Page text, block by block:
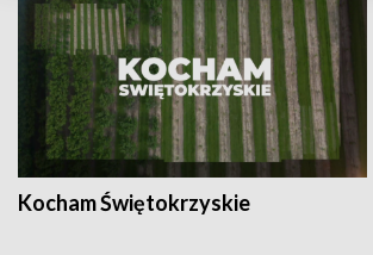
Kocham Świętokrzyskie